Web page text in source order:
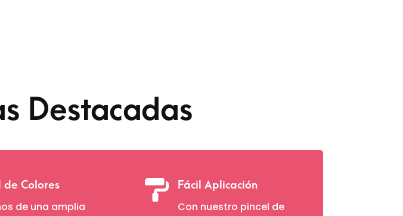
Destacadas
Colores
de una amplia
 Fácil Aplicación
Con nuestro pincel de